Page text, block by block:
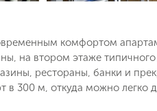
комфортом
на втором этаже
рестораны, банки и
300 м, откуда можно легко